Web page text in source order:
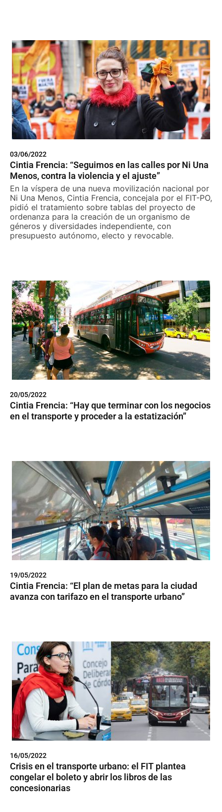
03/06/2022
Cintia Frencia: “Seguimos en las calles por Ni Una
Menos, contra la violencia y el ajuste”
En la víspera de una nueva movilización nacional por
Ni Una Menos, Cintia Frencia, concejala por el FIT-PO,
pidió el tratamiento sobre tablas del proyecto de
ordenanza para la creación de un organismo de
géneros y diversidades independiente, con
presupuesto autónomo, electo y revocable.
20/05/2022
Cintia Frencia: “Hay que terminar con los negocios
en el transporte y proceder a la estatización”
19/05/2022
Cintia Frencia: “El plan de metas para la ciudad
avanza con tarifazo en el transporte urbano”
16/05/2022
Crisis en el transporte urbano: el FIT plantea
congelar el boleto y abrir los libros de las
concesionarias